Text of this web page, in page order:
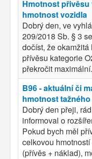
Hmotnost přivěsu
hmotnost vozidla
Dobrý den, ve
209/2018 Sb. § 3
dočíst, že okamžitá
přívěsu kategorie
překročit
B96 - aktuální či
hmotnost
Dobrý den přeji,
informoval o
Pokud bych měl
celkovou
(přívěs + náklad),